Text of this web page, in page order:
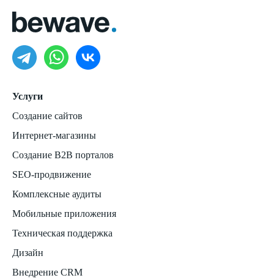
Услуги
Создание сайтов
Интернет-магазины
Создание B2B порталов
SEO-продвижение
Комплексные аудиты
Мобильные приложения
Техническая поддержка
Дизайн
Внедрение CRM